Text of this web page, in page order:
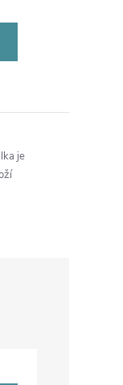
je